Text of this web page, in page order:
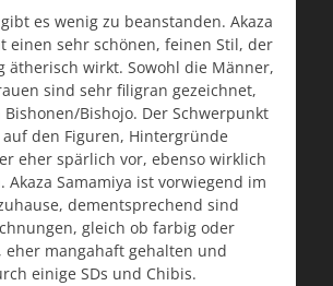
es wenig zu beanstanden. Akaza
einen sehr schönen, feinen Stil, der
ätherisch wirkt. Sowohl die Männer,
sind sehr filigran gezeichnet,
Bishojo. Der Schwerpunkt
den Figuren, Hintergründe
eher spärlich vor, ebenso wirklich
Akaza Samamiya ist vorwiegend im
dementsprechend sind
gleich ob farbig oder
eher mangahaft gehalten und
einige SDs und Chibis.